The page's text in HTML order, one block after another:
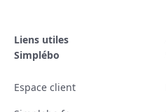
Liens utiles
Simplébo
Espace client